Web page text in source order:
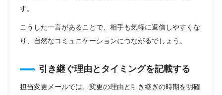
す。
こうした一言があることで、相手も気軽に返信しやすくな
り、自然なコミュニケーションにつながるでしょう。
引き継ぐ理由とタイミングを記載する
担当変更メールでは、変更の理由と引き継ぎの時期を明確